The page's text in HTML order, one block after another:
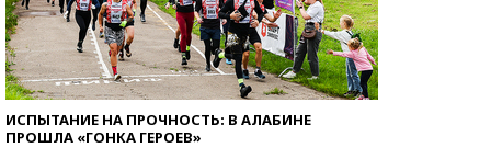
ИСПЫТАНИЕ НА ПРОЧНОСТЬ: В АЛАБИНЕ
ПРОШЛА «ГОНКА ГЕРОЕВ»